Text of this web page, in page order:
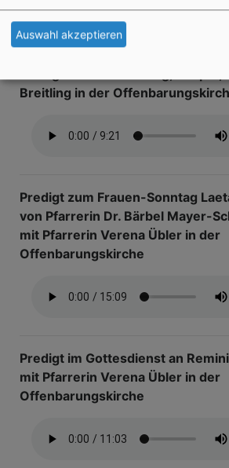
Breitling in der
Predigt zum Frauen-Sonntag
von Pfarrerin Dr. Bärbel Mayer-
mit Pfarrerin Verena Übler in der
Offenbarungskirche
Predigt im Gottesdienst an
mit Pfarrerin Verena Übler in der
Offenbarungskirche
Auswahl akzeptieren